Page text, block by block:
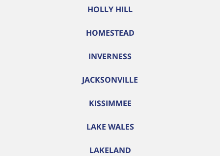
HOLLY HILL
HOMESTEAD
INVERNESS
JACKSONVILLE
KISSIMMEE
LAKE WALES
LAKELAND